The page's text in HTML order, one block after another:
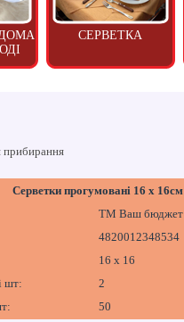
СЕРВЕТКА
прибирання
Серветки прогумовані 16 х 16см
ТМ Ваш бюджет
4820012348534
16 х 16
шт:
2
50